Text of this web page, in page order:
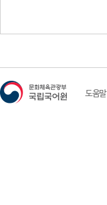
도움말